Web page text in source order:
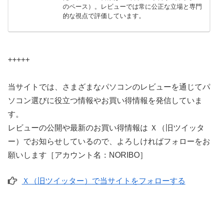
のペース）。レビューでは常に公正な立場と専門
的な視点で評価しています。
+++++
当サイトでは、さまざまなパソコンのレビューを通じてパ
ソコン選びに役立つ情報やお買い得情報を発信していま
す。
レビューの公開や最新のお買い得情報は Ｘ（旧ツイッタ
ー）でお知らせしているので、よろしければフォローをお
願いします［アカウント名：NORIBO］
Ｘ（旧ツイッター）で当サイトをフォローする